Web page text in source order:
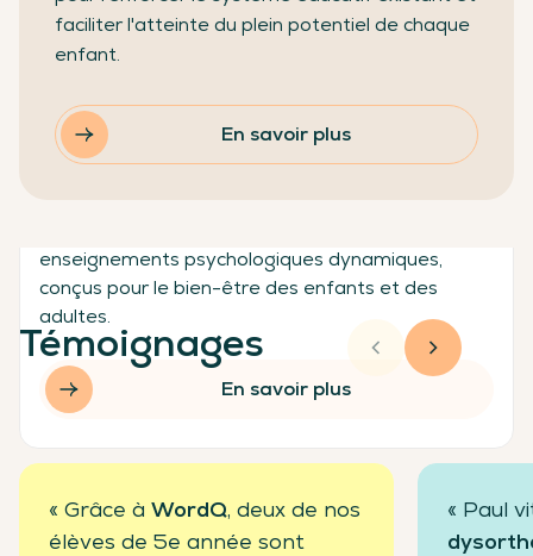
Classe-Zen
enseignements psychologiques dynamiques,
conçus pour le bien-être des enfants et des
adultes.
En savoir plus
faciliter l'atteinte du plein potentiel de chaque
enfant.
En savoir plus
Témoignages
« Grâce à WordQ, deux de nos
élèves de 5e année sont
« Paul